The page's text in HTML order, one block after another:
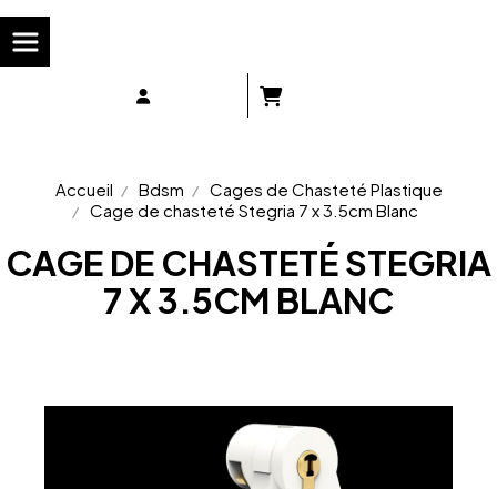
Accueil Bdsm
Cages de Chasteté Plastique
Cage de chasteté Stegria 7 x 3.5cm Blanc
CAGE DE CHASTETÉ STEGRIA
7 X 3.5CM BLANC